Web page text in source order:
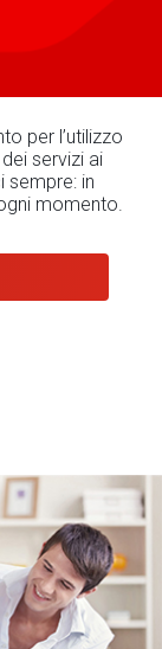
per l’utilizzo
servizi ai
sempre: in
momento.